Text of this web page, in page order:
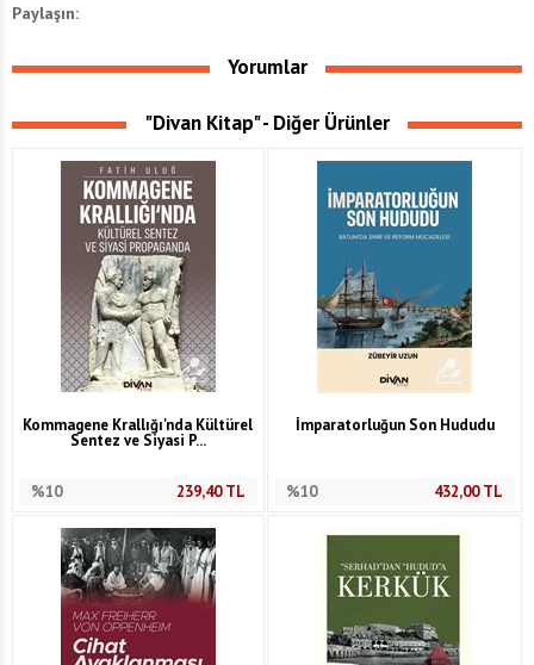
Paylaşın:
Yorumlar
"Divan Kitap" - Diğer Ürünler
Kommagene Krallığı'nda Kültürel
Sentez ve Siyasi P...
%10 239,40TL
İmparatorluğun Son Hududu
%10 432,00TL